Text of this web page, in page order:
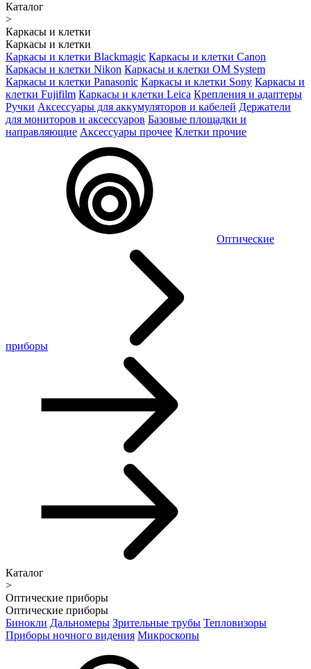
Каталог
>
Каркасы и клетки
Каркасы и клетки
Каркасы и клетки Blackmagic Каркасы и клетки Canon
Каркасы и клетки Nikon Каркасы и клетки OM System
Каркасы и клетки Panasonic Каркасы и клетки Sony Каркасы и
клетки Fujifilm Каркасы и клетки Leica Крепления и адаптеры
Ручки Аксессуары для аккумуляторов и кабелей Держатели
для мониторов и аксессуаров Базовые площадки и
направляющие Аксессуары прочее Клетки прочие
Оптические
приборы
Каталог
>
Оптические приборы
Оптические приборы
Бинокли Дальномеры Зрительные трубы Тепловизоры
Приборы ночного видения Микроскопы